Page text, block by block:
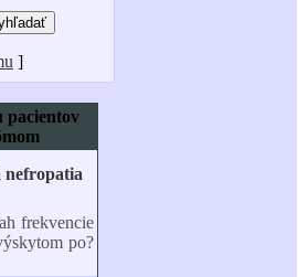
]
pacientov
frekvencie
po?